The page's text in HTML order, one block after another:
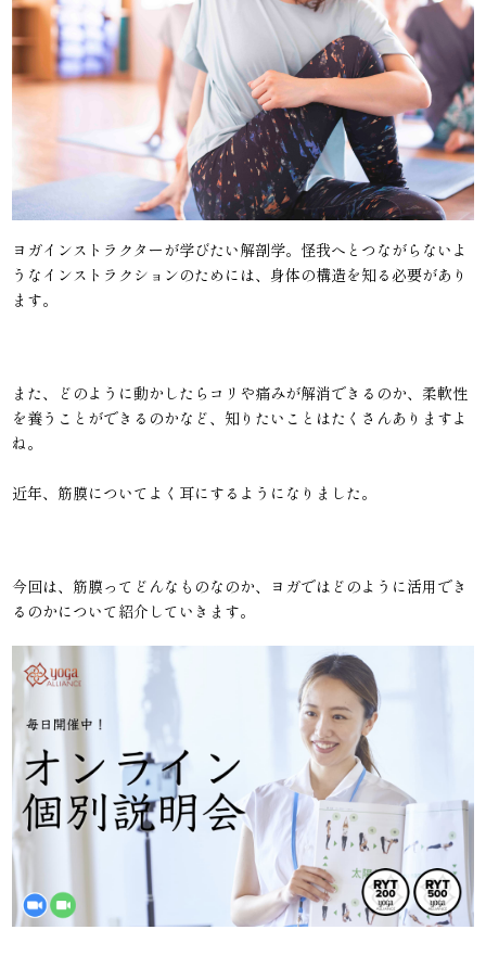
ヨガインストラクターが学びたい解剖学。怪我へとつながらないよ
うなインストラクションのためには、身体の構造を知る必要があり
ます。
また、どのように動かしたらコリや痛みが解消できるのか、柔軟性
を養うことができるのかなど、知りたいことはたくさんありますよ
ね。
近年、筋膜についてよく耳にするようになりました。
今回は、筋膜ってどんなものなのか、ヨガではどのように活用でき
るのかについて紹介していきます。